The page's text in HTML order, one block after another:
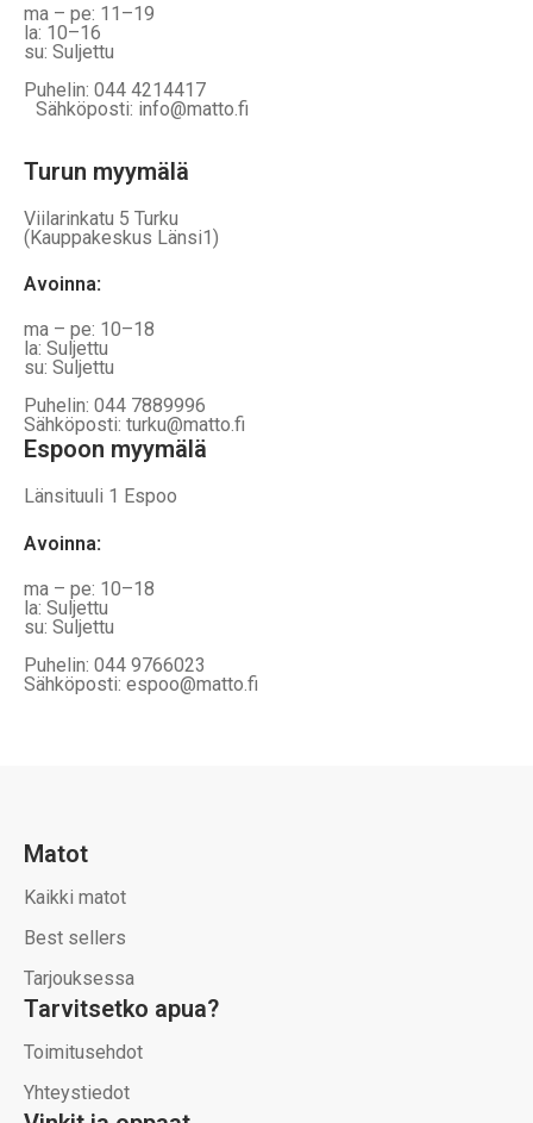
ma – pe: 11–19
la: 10–16
su: Suljettu
Puhelin: 044 4214417
Sähköposti: info@matto.fi
Turun myymälä
Viilarinkatu 5 Turku
(Kauppakeskus Länsi1)
Avoinna:
ma – pe: 10–18
la: Suljettu
su: Suljettu
Puhelin: 044 7889996
Sähköposti: turku@matto.fi
Espoon myymälä
Länsituuli 1 Espoo
Avoinna:
ma – pe: 10–18
la: Suljettu
su: Suljettu
Puhelin: 044 9766023
Sähköposti: espoo@matto.fi
Matot
Kaikki matot
Best sellers
Tarjouksessa
Tarvitsetko apua?
Toimitusehdot
Yhteystiedot